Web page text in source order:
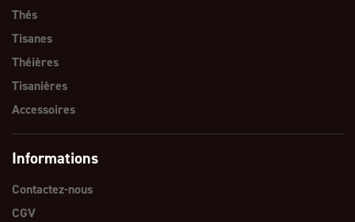
Thés
Tisanes
Théières
Tisanières
Accessoires
Informations
Contactez-nous
CGV